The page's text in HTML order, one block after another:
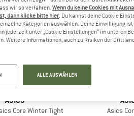
ASICS
Core Winter Tight
Asics
wir so verfahren. Wenn du keine Cookies mit
dann klicke bitte hier. Du kannst deine Cookie
Kategorien auswählen. Deine Einwilligung
jederzeit unter „Cookie Einstellungen“ im unteren
Weitere Informationen, auch zu Risiken der
ALLE AUSWÄHLEN